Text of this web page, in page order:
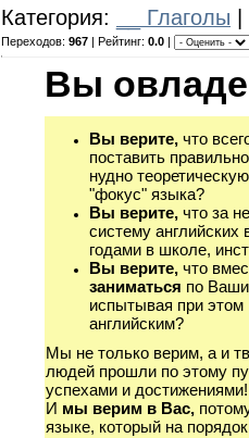
Категория:
__ Глаголы |
Переходов: 967 | Рейтинг: 0.0 |
Вы
Вы верите, что
поставить
нудно
"фокус" языка?
Вы верите, что за
систему
годами в школе,
Вы верите, что
заниматься по
испытывая при этом
английским?
Мы не только верим, а и
людей прошли по этому
успехами и достижениями!
И мы верим в Вас,
языке, который на